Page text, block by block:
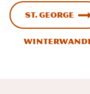
St. George